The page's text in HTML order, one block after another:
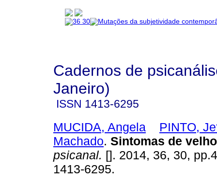
Cadernos de
Janeiro)
ISSN 1413-6295
MUCIDA, Angela
PINTO,
Machado. Sintomas de
psicanal. []. 2014, 36, 30,
1413-6295.